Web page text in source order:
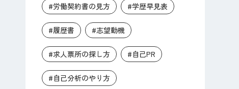
#労働契約書の見方 #学歴早見表
#履歴書 #志望動機
#求人票所の探し方 #自己PR
#自己分析のやり方